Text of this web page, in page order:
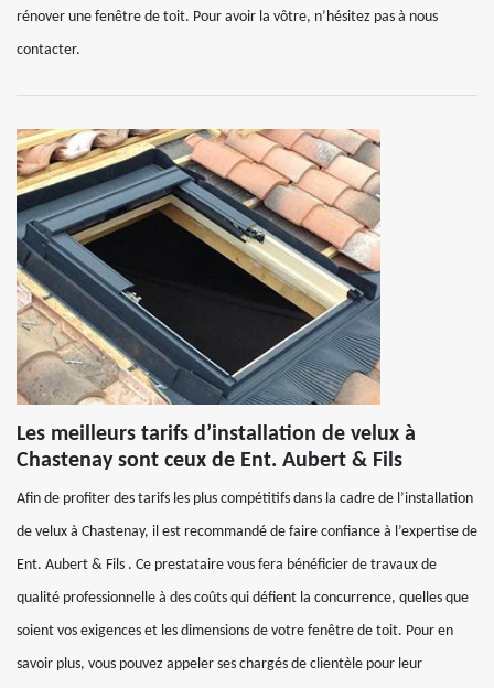
rénover une fenêtre de toit. Pour avoir la vôtre, n’hésitez pas à nous
contacter.
Les meilleurs tarifs d’installation de velux à
Chastenay sont ceux de Ent. Aubert & Fils
Afin de profiter des tarifs les plus compétitifs dans la cadre de l’installation
de velux à Chastenay, il est recommandé de faire confiance à l’expertise de
Ent. Aubert & Fils . Ce prestataire vous fera bénéficier de travaux de
qualité professionnelle à des coûts qui défient la concurrence, quelles que
soient vos exigences et les dimensions de votre fenêtre de toit. Pour en
savoir plus, vous pouvez appeler ses chargés de clientèle pour leur